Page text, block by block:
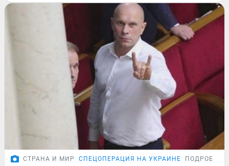
СТРАНА И МИР СПЕЦОПЕРАЦИЯ НА УКРАИНЕ